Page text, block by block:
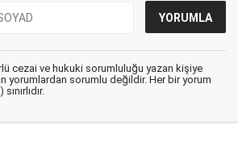
cezai ve hukuki sorumluluğu yazan kişiye
yorumlardan sorumlu değildir. Her bir yorum